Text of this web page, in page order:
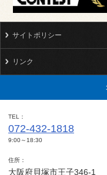
サイトポリシー
リンク
TEL
072-432-1818
9:00～18:30
住所
大阪府貝塚市王子346-1